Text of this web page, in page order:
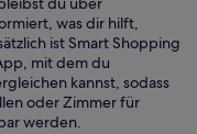
was dir hilft,
ist Smart Shopping
mit dem du
kannst, sodass
oder Zimmer für
werden.